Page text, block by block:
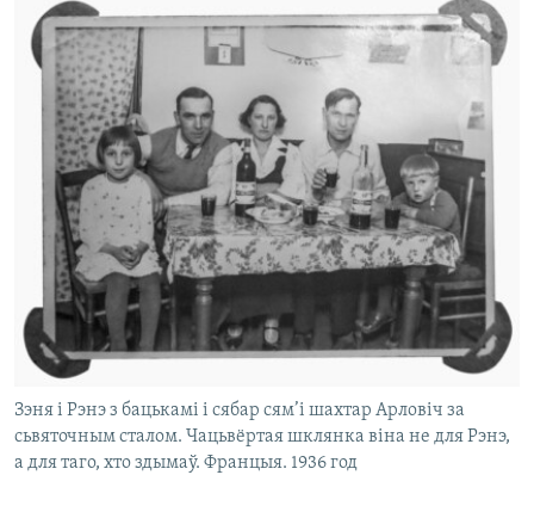
Зэня і Рэнэ з бацькамі і сябар сям’і шахтар Арловіч за
сьвяточным сталом. Чацьвёртая шклянка віна не для Рэнэ,
а для таго, хто здымаў. Францыя. 1936 год